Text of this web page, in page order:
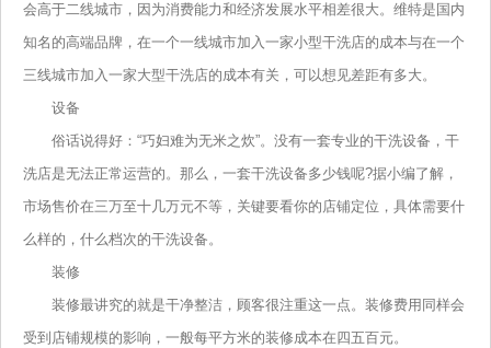
会高于二线城市，因为消费能力和经济发展水平相差很大。维特是国内
知名的高端品牌，在一个一线城市加入一家小型干洗店的成本与在一个
三线城市加入一家大型干洗店的成本有关，可以想见差距有多大。
设备
俗话说得好：“巧妇难为无米之炊”。没有一套专业的干洗设备，干
洗店是无法正常运营的。那么，一套干洗设备多少钱呢?据小编了解，
市场售价在三万至十几万元不等，关键要看你的店铺定位，具体需要什
么样的，什么档次的干洗设备。
装修
装修最讲究的就是干净整洁，顾客很注重这一点。装修费用同样会
受到店铺规模的影响，一般每平方米的装修成本在四五百元。